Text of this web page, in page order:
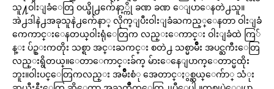
သူ႔ဝါးျခံေတြ ဝယ္ဖို႕က်ေနာ့္ကို ခဏ ခဏ ေျပာေနတဲ႕သူ။
အဲ႕ဒါနဲ႕အခုသူနဲ႕က်ေနာ္ လိုက္ျပီးဝါးျခံႀကည့္ေနတာ ဝါးျခံ
ကေကာင္းေနတယ္ဝါးရုံေတြက လည္းေကာင္း ဝါးျခံထဲ ကြ်
န္း ပ်ဥ္းကတိုး သစ္ရာ အင္းႀကင္း စတဲ႕ သစ္မာမ်ဳိး အပင္ႀကီးေတြ
လည္းရွိတယ္။ေတာေကာင္းခ်က္ မ်ားေနေျပာက္ေတာင္မထိုး
ဘူး။ဝါးပင္ေတြကလည္း အမ်ဳိးစံု အေတာင္ႏွစ္ဆယ္ေက်ာ္ သံုး